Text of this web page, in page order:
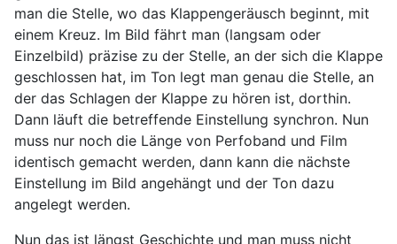
man die Stelle, wo das Klappengeräusch beginnt, mit
einem Kreuz. Im Bild fährt man (langsam oder
Einzelbild) präzise zu der Stelle, an der sich die Klappe
geschlossen hat, im Ton legt man genau die Stelle, an
der das Schlagen der Klappe zu hören ist, dorthin.
Dann läuft die betreffende Einstellung synchron. Nun
muss nur noch die Länge von Perfoband und Film
identisch gemacht werden, dann kann die nächste
Einstellung im Bild angehängt und der Ton dazu
angelegt werden.
Nun das ist längst Geschichte und man muss nicht